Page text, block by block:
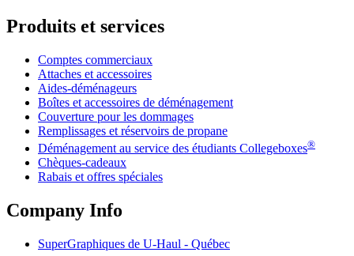
Produits et services
Comptes commerciaux
Attaches et accessoires
Aides-déménageurs
Boîtes et accessoires de déménagement
Couverture pour les dommages
Remplissages et réservoirs de propane
Déménagement au service des étudiants Collegeboxes®
Chèques-cadeaux
Rabais et offres spéciales
Company Info
SuperGraphiques de U-Haul - Québec